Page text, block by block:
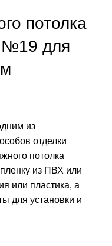
потолка
№19 для
из
отделки
потолка
из ПВХ или
или пластика, а
для установки и